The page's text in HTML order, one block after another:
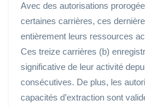
Avec des autorisations
certaines carrières, ces
entièrement leurs ressources
Ces treize carrières (b)
significative de leur activité
consécutives. De plus, les
capacités d’extraction sont